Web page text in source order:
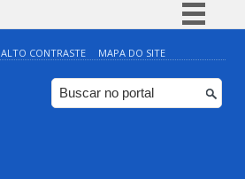
Simplifique!
Comunica BR
Participe
ALTO CONTRASTE MAPA DO SITE